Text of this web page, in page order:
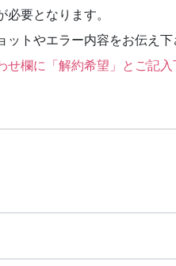
要となります。
トやエラー内容をお伝え下
欄に「解約希望」とご記入